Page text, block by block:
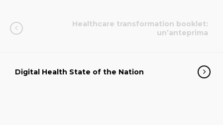
Healthcare transformation booklet:
un’anteprima
Digital Health State of the Nation